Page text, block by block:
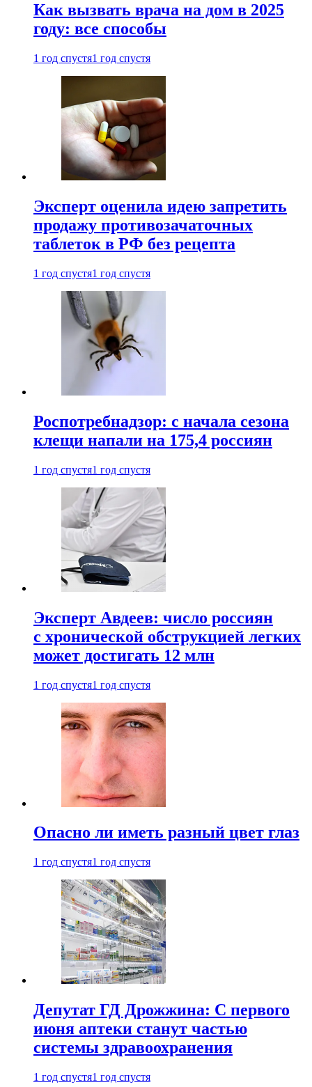
Как вызвать врача на дом в 2025
году: все способы
1 год спустя1 год спустя
Эксперт оценила идею запретить
продажу противозачаточных
таблеток в РФ без рецепта
1 год спустя1 год спустя
Роспотребнадзор: с начала сезона
клещи напали на 175,4 россиян
1 год спустя1 год спустя
Эксперт Авдеев: число россиян
с хронической обструкцией легких
может достигать 12 млн
1 год спустя1 год спустя
Опасно ли иметь разный цвет глаз
1 год спустя1 год спустя
Депутат ГД Дрожжина: С первого
июня аптеки станут частью
системы здравоохранения
1 год спустя1 год спустя